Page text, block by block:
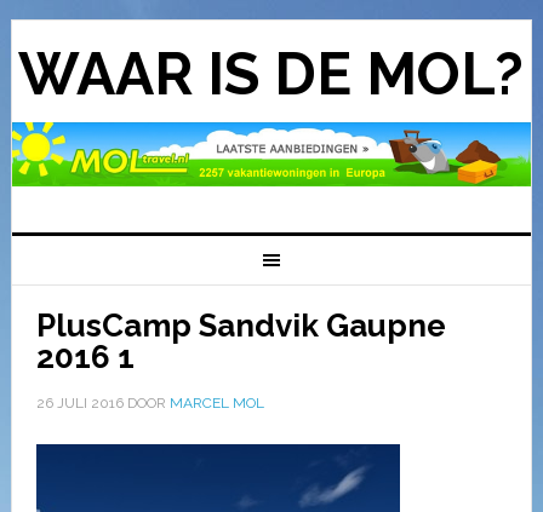
WAAR IS DE MOL?
PlusCamp Sandvik Gaupne
2016 1
26 JULI 2016DOOR MARCEL MOL